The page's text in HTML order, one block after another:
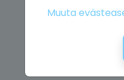
Muuta